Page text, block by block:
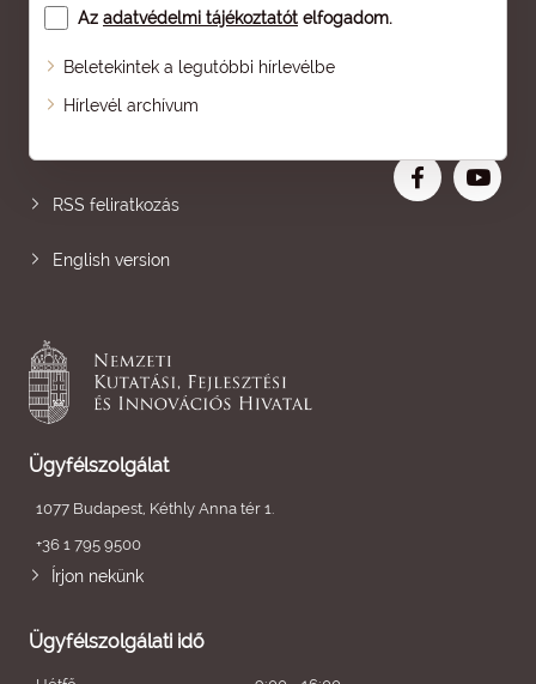
Az adatvédelmi tájékoztatót elfogadom.
Beletekintek a legutóbbi hírlevélbe
Hírlevél archívum
Oldaltérkép
RSS feliratkozás
English version
Ügyfélszolgálat
1077 Budapest, Kéthly Anna tér 1.
+36 1 795 9500
Írjon nekünk
Ügyfélszolgálati idő